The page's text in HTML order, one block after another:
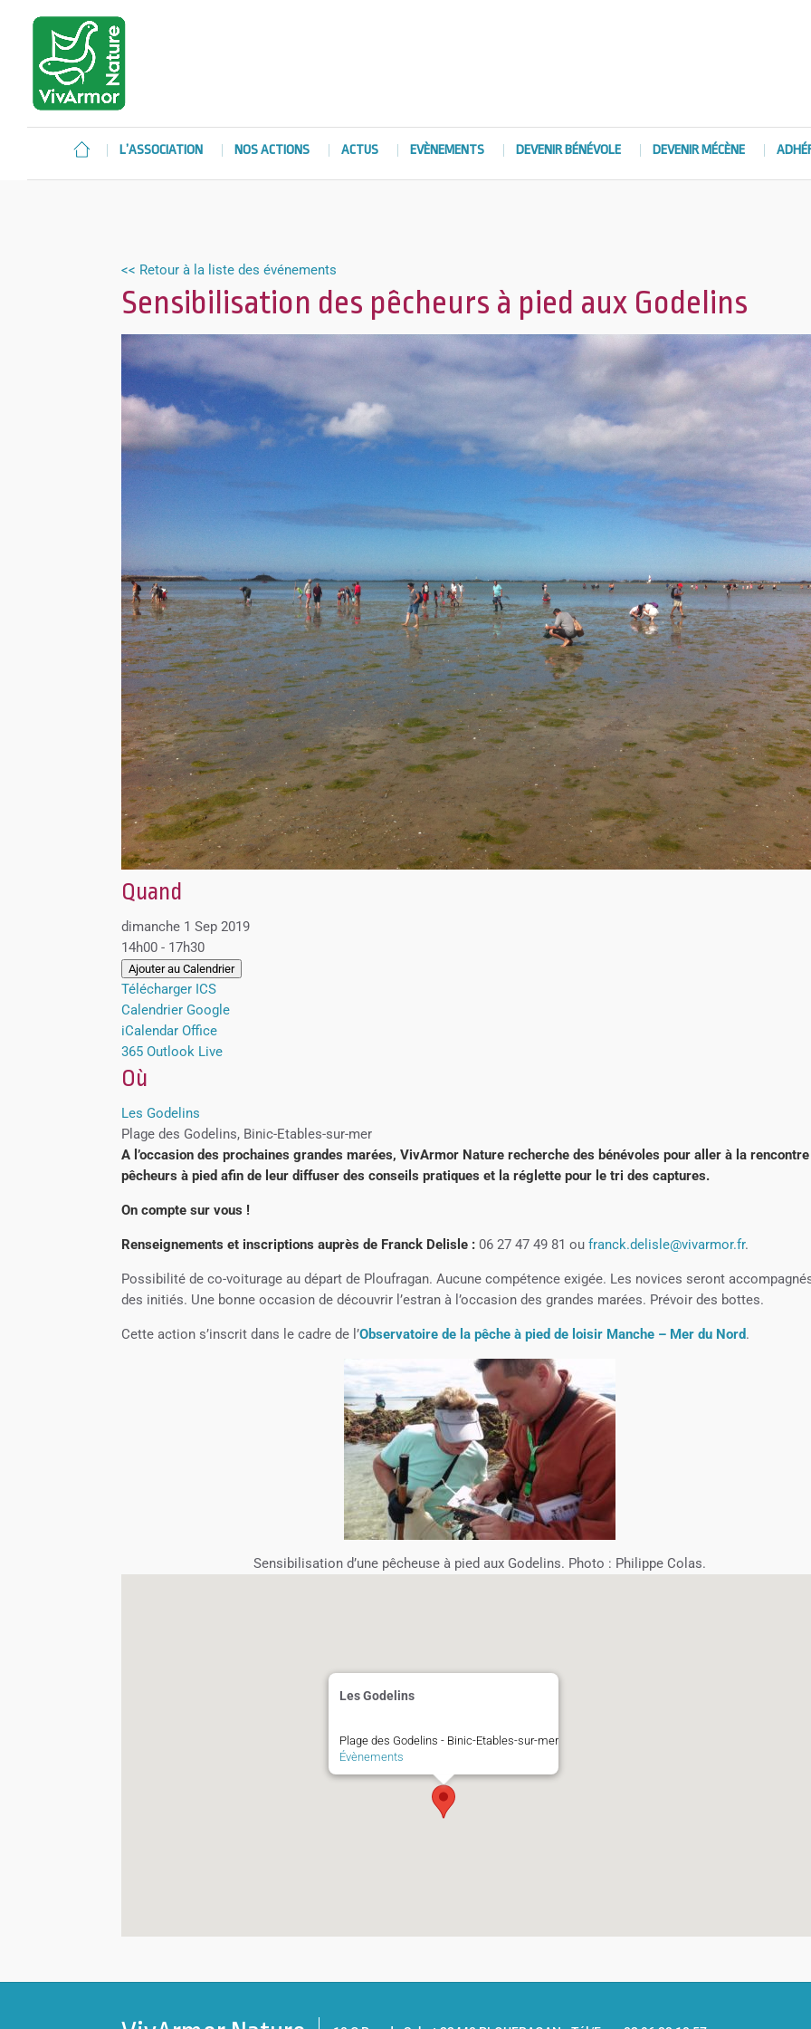
L’ASSOCIATION NOS ACTIONS ACTUS EVÈNEMENTS DEVENIR BÉNÉVOLE DEVENIR MÉCÈNE
<< Retour à la liste des événements
Sensibilisation des pêcheurs à pied aux Godelins
Quand
dimanche 1 Sep 2019
14h00 - 17h30
Ajouter au Calendrier
Télécharger ICS
Calendrier Google
iCalendar Office
365 Outlook Live
Où
Les Godelins
Plage des Godelins, Binic-Etables-sur-mer
A l’occasion des prochaines grandes marées, VivArmor Nature recherche des bénévoles pour aller à la
pêcheurs à pied afin de leur diffuser des conseils pratiques et la réglette pour le tri des captures.
On compte sur vous !
Renseignements et inscriptions auprès de Franck Delisle : 06 27 47 49 81 oufranck.delisle@vivarmor.fr.
Possibilité de co-voiturage au départ de Ploufragan. Aucune compétence exigée. Les novices seront
des initiés. Une bonne occasion de découvrir l’estran à l’occasion des grandes marées. Prévoir des bottes.
Cette action s’inscrit dans le cadre de l’Observatoire de la pêche à pied de loisir Manche – Mer du Nord.
Sensibilisation d’une pêcheuse à pied aux Godelins. Photo : Philippe Colas.
Les Godelins
Plage des Godelins - Binic-Etables-sur-mer
Évènements